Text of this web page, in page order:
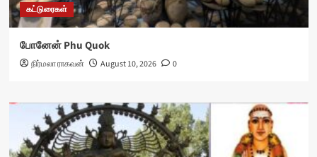
கட்டுரைகள்
போனேன் Phu Quok
நிர்மலா ராகவன் August 10, 2026 0